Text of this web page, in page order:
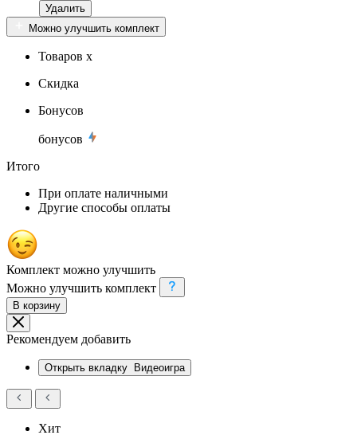
Удалить
Можно улучшить комплект
Товаров x
Скидка
Бонусов
бонусов
Итого
При оплате наличными
Другие способы оплаты
Комплект можно улучшить
Можно улучшить комплект
В корзину
Рекомендуем добавить
Открыть вкладку Видеоигра
Хит